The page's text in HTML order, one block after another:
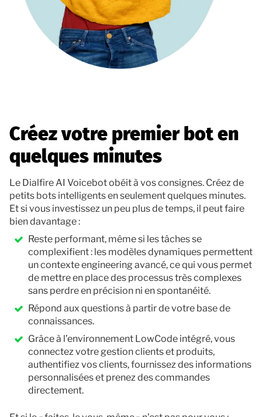
Créez votre premier bot en
quelques minutes
Le Dialfire AI Voicebot obéit à vos consignes. Créez de
petits bots intelligents en seulement quelques minutes.
Et si vous investissez un peu plus de temps, il peut faire
bien davantage :
Reste performant, même si les tâches se
complexifient : les modèles dynamiques permettent
un contexte engineering avancé, ce qui vous permet
de mettre en place des processus très complexes
sans perdre en précision ni en spontanéité.
Répond aux questions à partir de votre base de
connaissances.
Grâce à l’environnement LowCode intégré, vous
connectez votre gestion clients et produits,
authentifiez vos clients, fournissez des informations
personnalisées et prenez des commandes
directement.